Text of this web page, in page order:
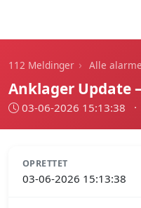
112 Meldinger › Alle
Anklager Update
03-06-2026 15:13:38 ·
OPRETTET
03-06-2026 15:13:38